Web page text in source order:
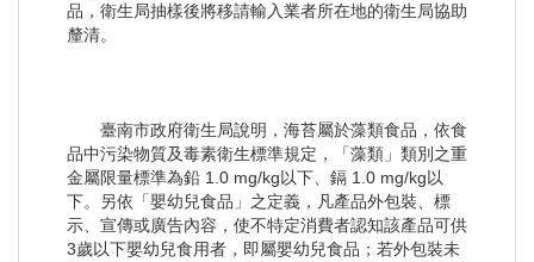
品，衛生局抽樣後將移請輸入業者所在地的衛生局協助
釐清。
臺南市政府衛生局說明，海苔屬於藻類食品，依食
品中污染物質及毒素衛生標準規定，「藻類」類別之重
金屬限量標準為鉛 1.0 mg/kg以下、鎘 1.0 mg/kg以
下。另依「嬰幼兒食品」之定義，凡產品外包裝、標
示、宣傳或廣告內容，使不特定消費者認知該產品可供
3歲以下嬰幼兒食用者，即屬嬰幼兒食品；若外包裝未